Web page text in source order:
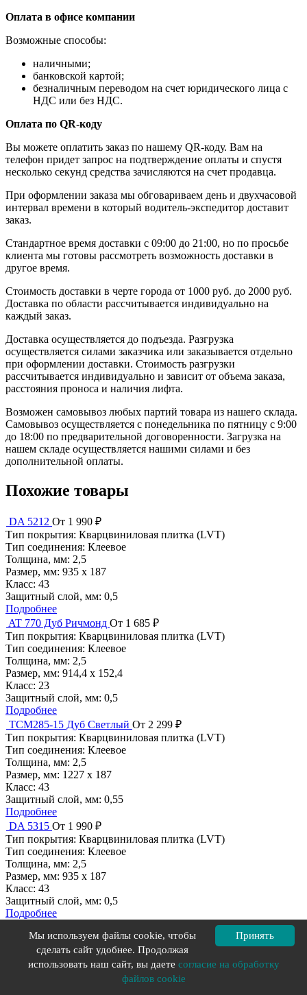
Оплата в офисе компании
Возможные способы:
наличными;
банковской картой;
безналичным переводом на счет юридического лица с
НДС или без НДС.
Оплата по QR-коду
Вы можете оплатить заказ по нашему QR-коду. Вам на
телефон придет запрос на подтверждение оплаты и спустя
несколько секунд средства зачисляются на счет продавца.
При оформлении заказа мы обговариваем день и двухчасовой
интервал времени в который водитель-экспедитор доставит
заказ.
Стандартное время доставки с 09:00 до 21:00, но по просьбе
клиента мы готовы рассмотреть возможность доставки в
другое время.
Стоимость доставки в черте города от 1000 руб. до 2000 руб.
Доставка по области рассчитывается индивидуально на
каждый заказ.
Доставка осуществляется до подъезда. Разгрузка
осуществляется силами заказчика или заказывается отдельно
при оформлении доставки. Стоимость разгрузки
рассчитывается индивидуально и зависит от объема заказа,
расстояния проноса и наличия лифта.
Возможен самовывоз любых партий товара из нашего склада.
Самовывоз осуществляется с понедельника по пятницу с 9:00
до 18:00 по предварительной договоренности. Загрузка на
нашем складе осуществляется нашими силами и без
дополнительной оплаты.
Похожие товары
DA 5212 От 1 990 ₽
Тип покрытия: Кварцвиниловая плитка (LVT)
Тип соединения: Клеевое
Толщина, мм: 2,5
Размер, мм: 935 х 187
Класс: 43
Защитный слой, мм: 0,5
Подробнее
AT 770 Дуб Ричмонд От 1 685 ₽
Тип покрытия: Кварцвиниловая плитка (LVT)
Тип соединения: Клеевое
Толщина, мм: 2,5
Размер, мм: 914,4 х 152,4
Класс: 23
Защитный слой, мм: 0,5
Подробнее
TCM285-15 Дуб Светлый От 2 299 ₽
Тип покрытия: Кварцвиниловая плитка (LVT)
Тип соединения: Клеевое
Толщина, мм: 2,5
Размер, мм: 1227 х 187
Класс: 43
Защитный слой, мм: 0,55
Подробнее
DA 5315 От 1 990 ₽
Тип покрытия: Кварцвиниловая плитка (LVT)
Тип соединения: Клеевое
Толщина, мм: 2,5
Размер, мм: 935 х 187
Класс: 43
Защитный слой, мм: 0,5
Подробнее
Тип покрытия: Кварцвиниловая плитка (LVT)
Тип соединения: Клеевое
Толщина, мм: 2,5
Принять
Мы используем файлы cookie, чтобы
сделать сайт удобнее. Продолжая
использовать наш сайт, вы даете согласие на обработку
файлов cookie